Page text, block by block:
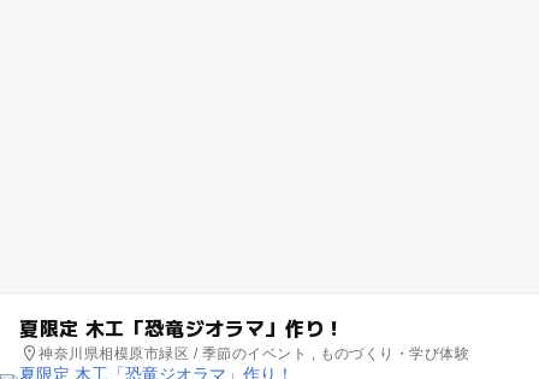
夏限定 木工「恐竜ジオラマ」作り！
神奈川県相模原市緑区 / 季節のイベント , ものづくり・学び体験